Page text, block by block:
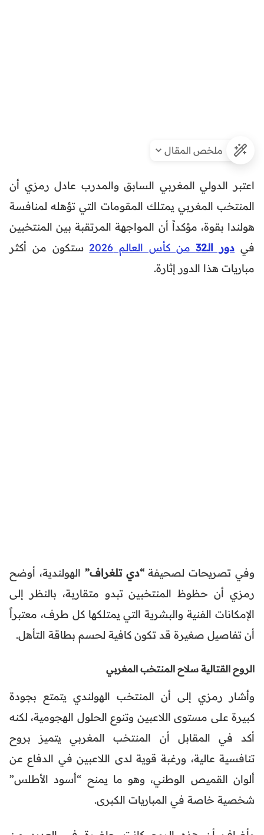
ملخص المقال
اعتبر الدولي المغربي السابق والمدرب عادل رمزي أن
المنتخب المغربي يمتلك المقومات التي تؤهله لمنافسة
هولندا بقوة، مؤكداً أن المواجهة المرتقبة بين المنتخبين
في دور الـ32 من كأس العالم 2026
ستكون من أكثر
مباريات هذا الدور إثارة.
وفي تصريحات لصحيفة“دي تلغراف” الهولندية، أوضح
رمزي أن حظوظ المنتخبين تبدو متقاربة، بالنظر إلى
الإمكانات الفنية والبشرية التي يمتلكها كل طرف، معتبراً
أن تفاصيل صغيرة قد تكون كافية لحسم بطاقة التأهل.
الروح القتالية سلاح المنتخب المغربي
وأشار رمزي إلى أن المنتخب الهولندي يتمتع بجودة
كبيرة على مستوى اللاعبين وتنوع الحلول الهجومية، لكنه
أكد في المقابل أن المنتخب المغربي يتميز بروح
تنافسية عالية، ورغبة قوية لدى اللاعبين في الدفاع عن
ألوان القميص الوطني، وهو ما يمنح “أسود الأطلس”
شخصية خاصة في المباريات الكبرى.